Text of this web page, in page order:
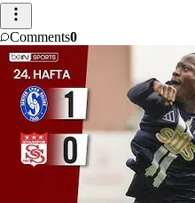
Comments0